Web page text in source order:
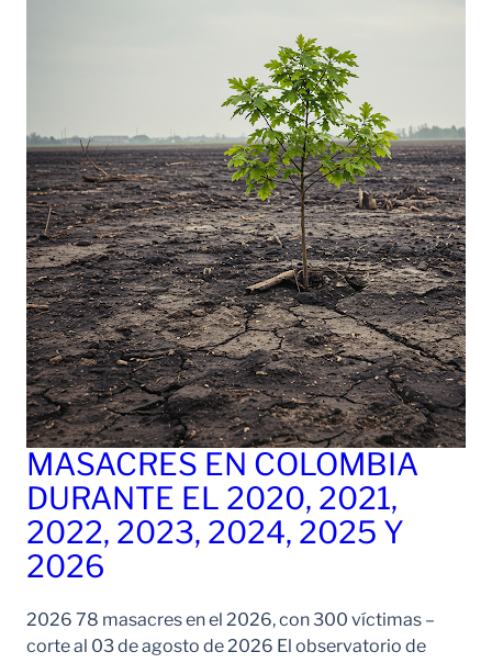
MASACRES EN COLOMBIA
DURANTE EL 2020, 2021,
2022, 2023, 2024, 2025 Y
2026
2026 78 masacres en el 2026, con 300 víctimas –
corte al 03 de agosto de 2026 El observatorio de